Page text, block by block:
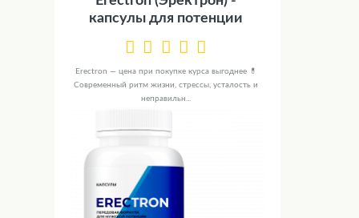
капсулы для потенции
Erectron — цена при покупке курса выгоднее 💊
Современный ритм жизни, стрессы, усталость и
неправильн...